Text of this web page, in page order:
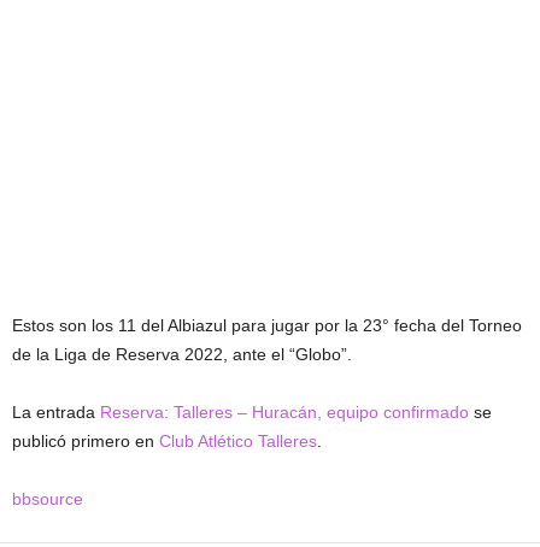
Estos son los 11 del Albiazul para jugar por la 23° fecha del Torneo
de la Liga de Reserva 2022, ante el “Globo”.
La entrada Reserva: Talleres – Huracán, equipo confirmado se
publicó primero en Club Atlético Talleres.
bbsource